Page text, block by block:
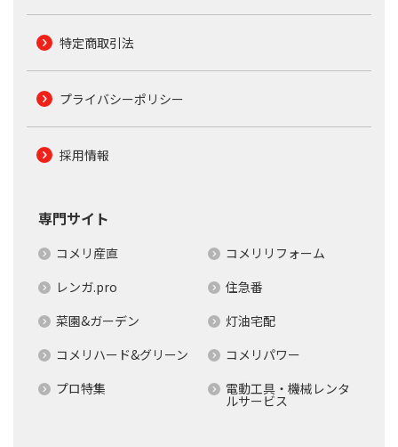
特定商取引法
プライバシーポリシー
採用情報
専門サイト
コメリ産直
コメリリフォーム
レンガ.pro
住急番
菜園&ガーデン
灯油宅配
コメリハード&グリーン
コメリパワー
プロ特集
電動工具・機械レンタ
ルサービス